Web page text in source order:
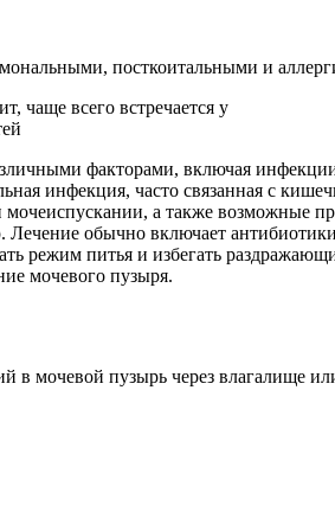
посткоитальными и
факторами, включая
инфекция, часто связанная с
а также возможные
обычно включает
режим питья и избегать
мочевого пузыря.
мочевой пузырь через влагалище